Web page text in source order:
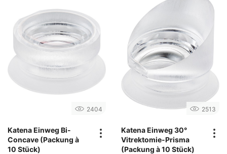
2404
Katena Einweg Bi-
Concave (Packung à
10 Stück)
2513
Katena Einweg 30°
Vitrektomie-Prisma
(Packung à 10 Stück)